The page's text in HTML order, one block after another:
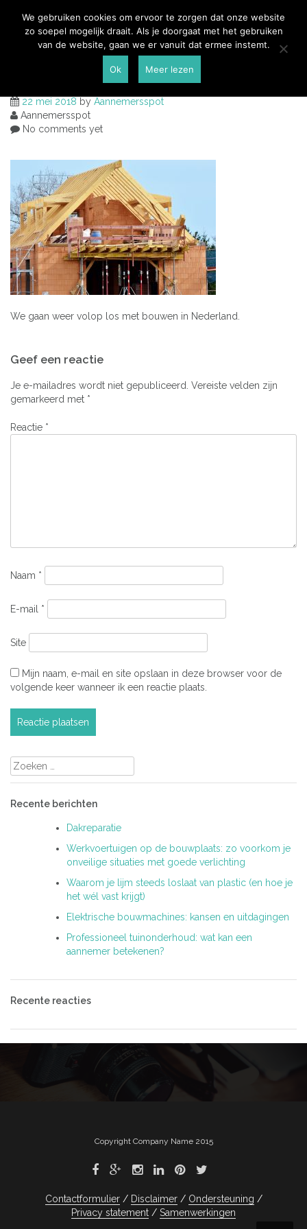
content
Aannemersspot
we gaan weer bouwen
22 mei 2018 by Aannemersspot
Aannemersspot
No comments yet
We gaan weer volop los met bouwen in Nederland.
navigatie
Geef een reactie
Je e-mailadres wordt niet gepubliceerd. Vereiste velden zijn
gemarkeerd met *
Reactie *
Naam *
E-mail *
Site
Mijn naam, e-mail en site opslaan in deze browser voor de
volgende keer wanneer ik een reactie plaats.
Zoeken
naar:
Recente berichten
Dakreparatie
Werkvoertuigen op de bouwplaats: zo voorkom je
onveilige situaties met goede verlichting
Waarom je lijm steeds loslaat van plastic (en hoe je
het wél vast krijgt)
Elektrische bouwmachines: kansen en uitdagingen
Professioneel tuinonderhoud: wat kan een
aannemer betekenen?
Recente reacties
Copyright Company Name 2015
Contactformulier Disclaimer
Ondersteuning
Privacy statement
Samenwerkingen
We gebruiken cookies om ervoor te zorgen dat onze website
zo soepel mogelijk draait. Als je doorgaat met het gebruiken
van de website, gaan we er vanuit dat ermee instemt.
Ok Meer lezen